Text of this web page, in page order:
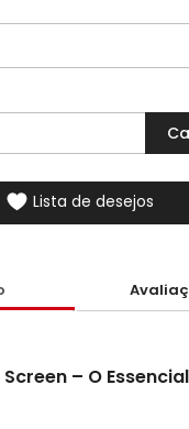
Lista de desejos
– O